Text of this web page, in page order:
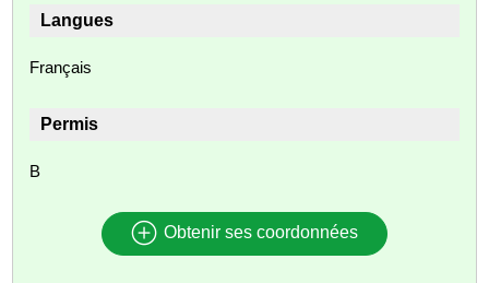
Langues
Français
Permis
B
Obtenir ses coordonnées